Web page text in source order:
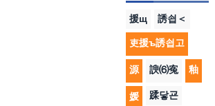
援щ 誘쇱＜
吏援ъ誘쇱고
源 諛⑹寃 釉
媛 蹂닿굔